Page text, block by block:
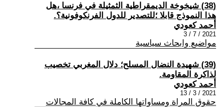
(38) شيخوخة الديمقراطية الثمثيلة في فرنسا ،هل
هذا النموذج قابلا ؛للتصدير للدول الفرنكوفونية؟.
أحمد كعودي
2021 / 7 / 3
مواضيع وابحاث سياسية
(39) شهيدة النضال المسلح؛ دلال المغربي تخصيب
لذاكرة المقاومة.
أحمد كعودي
2021 / 3 / 13
حقوق المراة ومساواتها الكاملة في كافة المجالات